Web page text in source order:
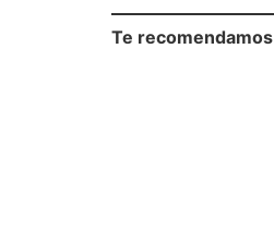
Te recomendamos